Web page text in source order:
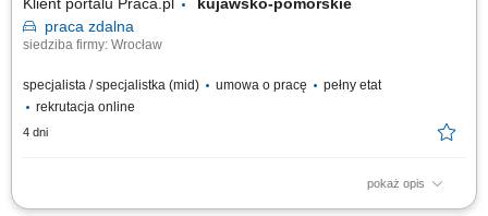
praca zdalna
siedziba firmy: Wrocław
specjalista / specjalistka (mid) umowa o pracę
pełny etat
rekrutacja online
4 dni
pokaż opis
aktywne pozyskiwanie nowych klientów B2B i rozwijanie sieci partnerów